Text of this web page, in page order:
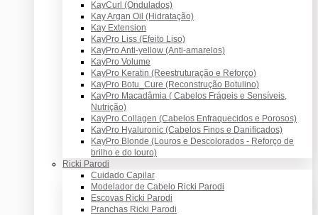
KayCurl (Ondulados)
Kay Argan Oil (Hidratação)
Kay Extension
KayPro Liss (Efeito Liso)
KayPro Anti-yellow (Anti-amarelos)
KayPro Volume
KayPro Keratin (Reestruturação e Reforço)
KayPro Botu_Cure (Reconstrução Botulino)
KayPro Macadâmia ( Cabelos Frágeis e Sensíveis,
Nutrição)
KayPro Collagen (Cabelos Enfraquecidos e Porosos)
KayPro Hyaluronic (Cabelos Finos e Danificados)
KayPro Blonde (Louros e Descolorados - Reforço de
brilho e do louro)
Ricki Parodi
Cuidado Capilar
Modelador de Cabelo Ricki Parodi
Escovas Ricki Parodi
Pranchas Ricki Parodi